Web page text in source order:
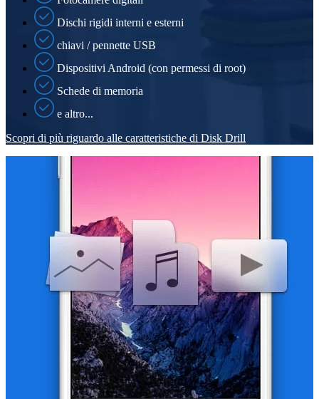
Dischi rigidi interni e esterni
chiavi / pennette USB
Dispositivi Android (con permessi di root)
Schede di memoria
e altro...
Scopri di più riguardo alle caratteristiche di Disk Drill